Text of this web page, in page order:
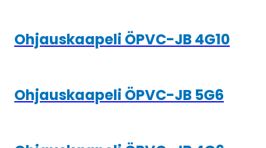
Ohjauskaapeli ÖPVC-JB 4G10
Ohjauskaapeli ÖPVC-JB 5G6